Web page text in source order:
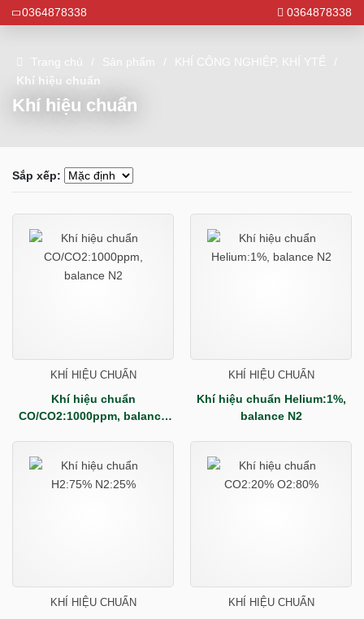
0364878338 0364878338
Trang chủ Sản phẩm
KHÍ CÔNG NGHIỆP, KHÍ YTẾ
Khí hiệu chuẩn
Khí hiệu chuẩn
Sắp xếp:
KHÍ HIỆU CHUẨN
Khí hiệu chuẩn
CO/CO2:1000ppm, balance
KHÍ HIỆU CHUẨN
Khí hiệu chuẩn Helium:1%,
balance N2
KHÍ HIỆU CHUẨN KHÍ HIỆU CHUẨN